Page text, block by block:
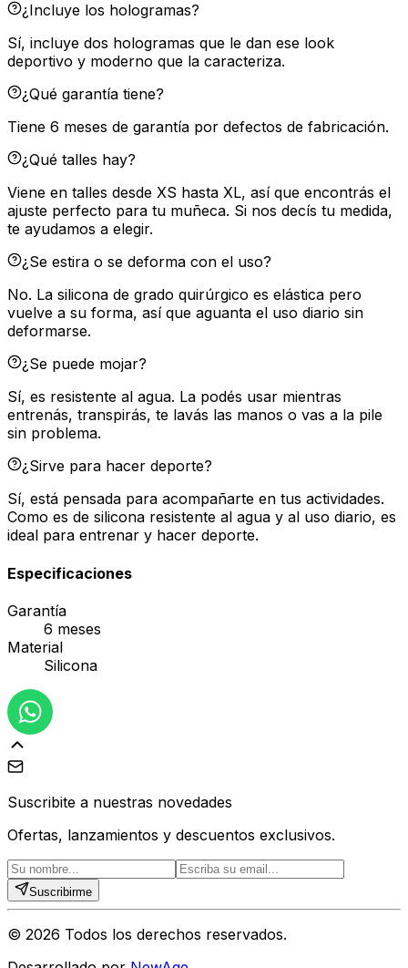
¿Incluye los hologramas?
Sí, incluye dos hologramas que le dan ese look
deportivo y moderno que la caracteriza.
¿Qué garantía tiene?
Tiene 6 meses de garantía por defectos de fabricación.
¿Qué talles hay?
Viene en talles desde XS hasta XL, así que encontrás el
ajuste perfecto para tu muñeca. Si nos decís tu medida,
te ayudamos a elegir.
¿Se estira o se deforma con el uso?
No. La silicona de grado quirúrgico es elástica pero
vuelve a su forma, así que aguanta el uso diario sin
deformarse.
¿Se puede mojar?
Sí, es resistente al agua. La podés usar mientras
entrenás, transpirás, te lavás las manos o vas a la pile
sin problema.
¿Sirve para hacer deporte?
Sí, está pensada para acompañarte en tus actividades.
Como es de silicona resistente al agua y al uso diario, es
ideal para entrenar y hacer deporte.
Especificaciones
Garantía
6 meses
Material
Silicona
Suscribite a nuestras novedades
Ofertas, lanzamientos y descuentos exclusivos.
Suscribirme
© 2026 Todos los derechos reservados.